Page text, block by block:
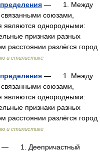
— 1. Между
союзами,
однородными:
признаки разных
расстоянии разлёгся город
и стилистике
— 1. Между
союзами,
однородными:
признаки разных
расстоянии разлёгся город
и стилистике
— 1. Деепричастный